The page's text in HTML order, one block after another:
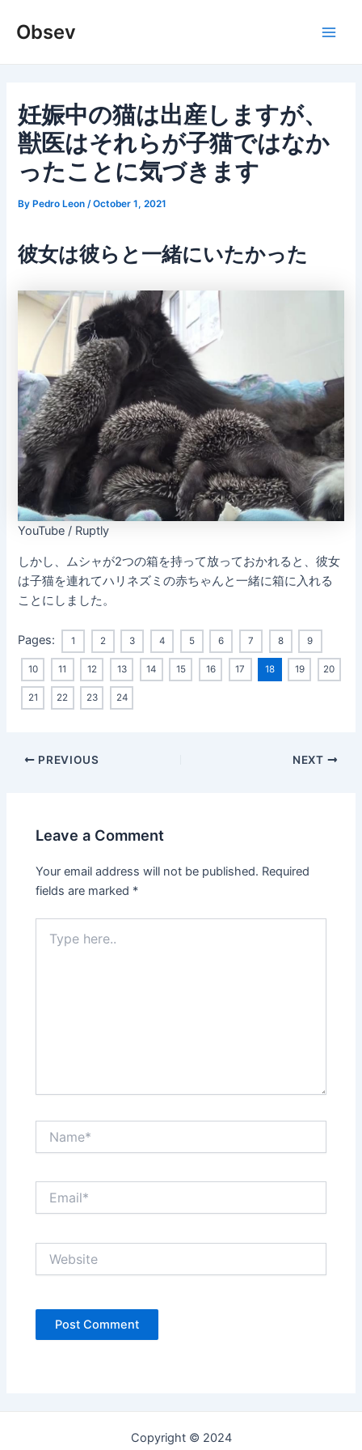
Obsev
妊娠中の猫は出産しますが、
獣医はそれらが子猫ではなか
ったことに気づきます
ByPedro Leon /October 1, 2021
彼女は彼らと一緒にいたかった
YouTube / Ruptly
しかし、ムシャが2つの箱を持って放っておかれると、彼女
は子猫を連れてハリネズミの赤ちゃんと一緒に箱に入れる
ことにしました。
Pages: 1 2 3 4 5 6 7 8 9
10 11 12 13 14 15 16 17 18 19 20
21 22 23 24
Post
PREVIOUS NEXT
Leave a Comment
Your email address will not be published. Required
fields are marked *
here..
Copyright © 2024